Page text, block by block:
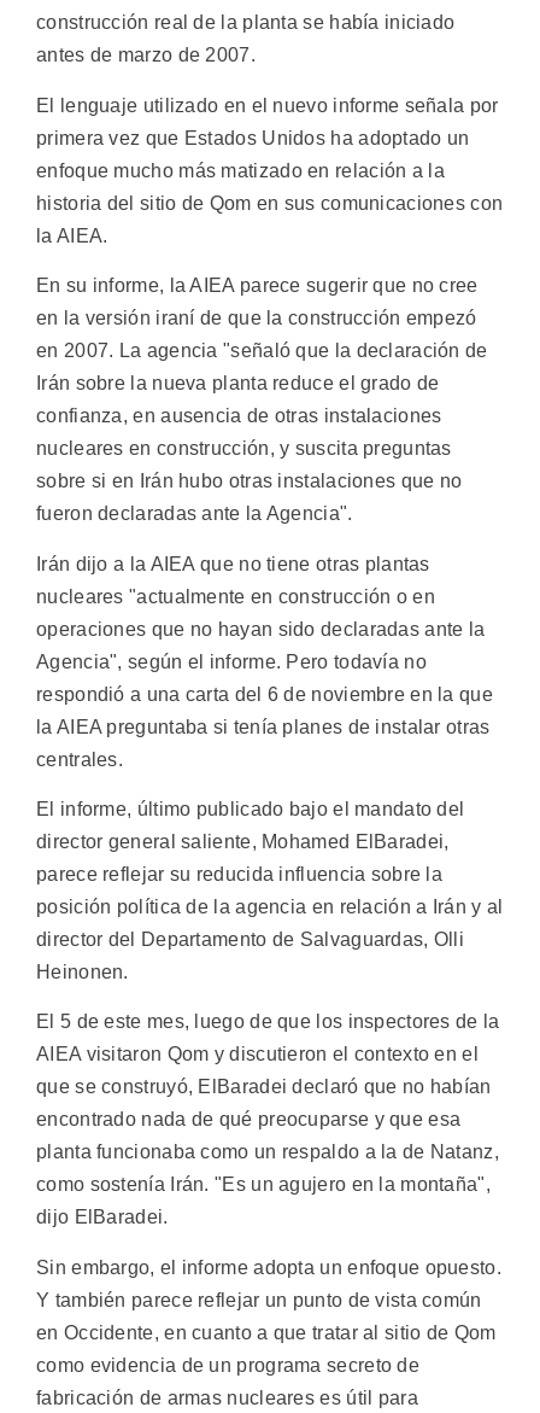
construcción real de la planta se había iniciado
antes de marzo de 2007.
El lenguaje utilizado en el nuevo informe señala por
primera vez que Estados Unidos ha adoptado un
enfoque mucho más matizado en relación a la
historia del sitio de Qom en sus comunicaciones con
la AIEA.
En su informe, la AIEA parece sugerir que no cree
en la versión iraní de que la construcción empezó
en 2007. La agencia "señaló que la declaración de
Irán sobre la nueva planta reduce el grado de
confianza, en ausencia de otras instalaciones
nucleares en construcción, y suscita preguntas
sobre si en Irán hubo otras instalaciones que no
fueron declaradas ante la Agencia".
Irán dijo a la AIEA que no tiene otras plantas
nucleares "actualmente en construcción o en
operaciones que no hayan sido declaradas ante la
Agencia", según el informe. Pero todavía no
respondió a una carta del 6 de noviembre en la que
la AIEA preguntaba si tenía planes de instalar otras
centrales.
El informe, último publicado bajo el mandato del
director general saliente, Mohamed ElBaradei,
parece reflejar su reducida influencia sobre la
posición política de la agencia en relación a Irán y al
director del Departamento de Salvaguardas, Olli
Heinonen.
El 5 de este mes, luego de que los inspectores de la
AIEA visitaron Qom y discutieron el contexto en el
que se construyó, ElBaradei declaró que no habían
encontrado nada de qué preocuparse y que esa
planta funcionaba como un respaldo a la de Natanz,
como sostenía Irán. "Es un agujero en la montaña",
dijo ElBaradei.
Sin embargo, el informe adopta un enfoque opuesto.
Y también parece reflejar un punto de vista común
en Occidente, en cuanto a que tratar al sitio de Qom
como evidencia de un programa secreto de
fabricación de armas nucleares es útil para